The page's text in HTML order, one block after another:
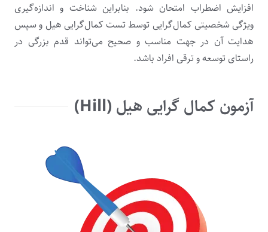
افزایش اضطراب امتحان شود. بنابراین شناخت و اندازه‌گیری
ویژگی شخصیتی کمال‌گرایی توسط تست کمال‌گرایی هیل و سپس
هدایت آن در جهت مناسب و صحیح می‌تواند قدم بزرگی در
راستای توسعه و ترقی افراد باشد.
آزمون کمال گرایی هیل (Hill)